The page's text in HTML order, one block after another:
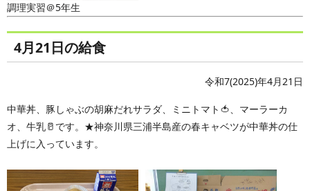
調理実習＠5年生
4月21日の給食
令和7(2025)年4月21日
中華丼、豚しゃぶの胡麻だれサラダ、ミニトマト🍅、マーラーカ
オ、牛乳🥛です。★神奈川県三浦半島産の春キャベツが中華丼の仕
上げに入っています。